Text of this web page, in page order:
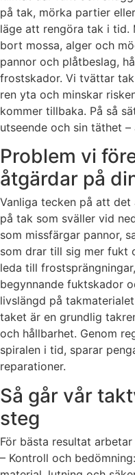
på tak, mörka partier
läge att rengöra tak i
bort mossa, alger och
pannor och plåtbeslag,
frostskador. Vi tvättar
ren yta och minskar
kommer tillbaka. På så
utseende och sin täthet –
Problem vi
åtgärdar på
Vanliga tecken på att
på tak som sväller vid
som missfärgar pannor,
som drar till sig mer fukt
leda till
begynnande fuktskador
livslängd på
taket är en grundlig
och hållbarhet. Genom
spiralen i tid, sparar
reparationer.
Så går vår
steg
För bästa resultat
– Kontroll och